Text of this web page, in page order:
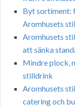
Byt sortiment:
Aromhusets
Aromhusets
att sänka
Mindre plock,
stilldrink
Aromhusets
catering och